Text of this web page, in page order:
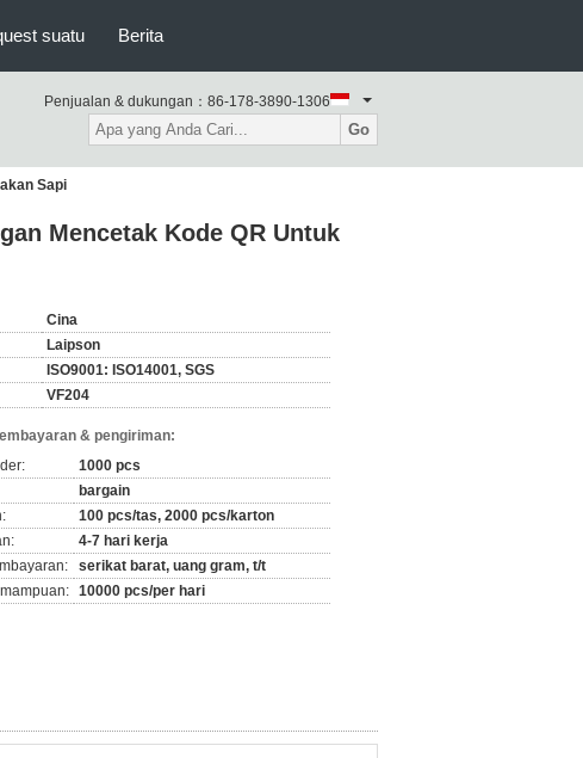
suatu Berita
Penjualan & dukungan： 86-178-3890-1306
Go
Sapi
Mencetak Kode QR Untuk
Cina
Laipson
ISO9001: ISO14001, SGS
VF204
& pengiriman:
1000 pcs
bargain
100 pcs/tas, 2000 pcs/karton
4-7 hari kerja
serikat barat, uang gram, t/t
10000 pcs/per hari